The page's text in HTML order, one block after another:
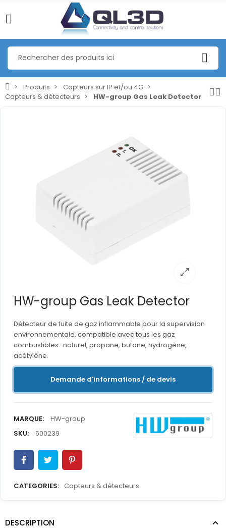
Produits
Capteurs sur IP et/ou 4G
Capteurs & détecteurs
HW-group Gas Leak Detector
HW-group Gas Leak Detector
Détecteur de fuite de gaz inflammable pour la supervision
environnementale, compatible avec tous les gaz
combustibles : naturel, propane, butane, hydrogène,
acétylène.
Demande d'informations / de devis
MARQUE:
HW-group
SKU:
600239
CATEGORIES: Capteurs & détecteurs
DESCRIPTION